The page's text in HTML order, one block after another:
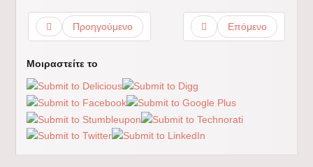
Προηγούμενο Επόμενο
Μοιραστείτε το